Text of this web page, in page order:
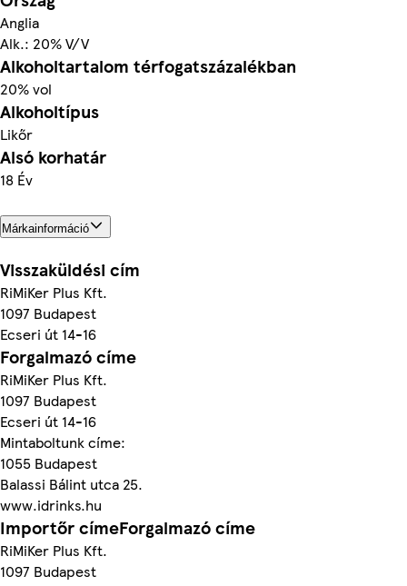
Anglia
Alk.: 20% V/V
Alkoholtartalom térfogatszázalékban
20% vol
Alkoholtípus
Likőr
Alsó korhatár
18 Év
Márkainformáció
Visszaküldési cím
RiMiKer Plus Kft.
1097 Budapest
Ecseri út 14-16
Forgalmazó címe
RiMiKer Plus Kft.
1097 Budapest
Ecseri út 14-16
Mintaboltunk címe:
1055 Budapest
Balassi Bálint utca 25.
www.idrinks.hu
Importőr címeForgalmazó címe
RiMiKer Plus Kft.
1097 Budapest